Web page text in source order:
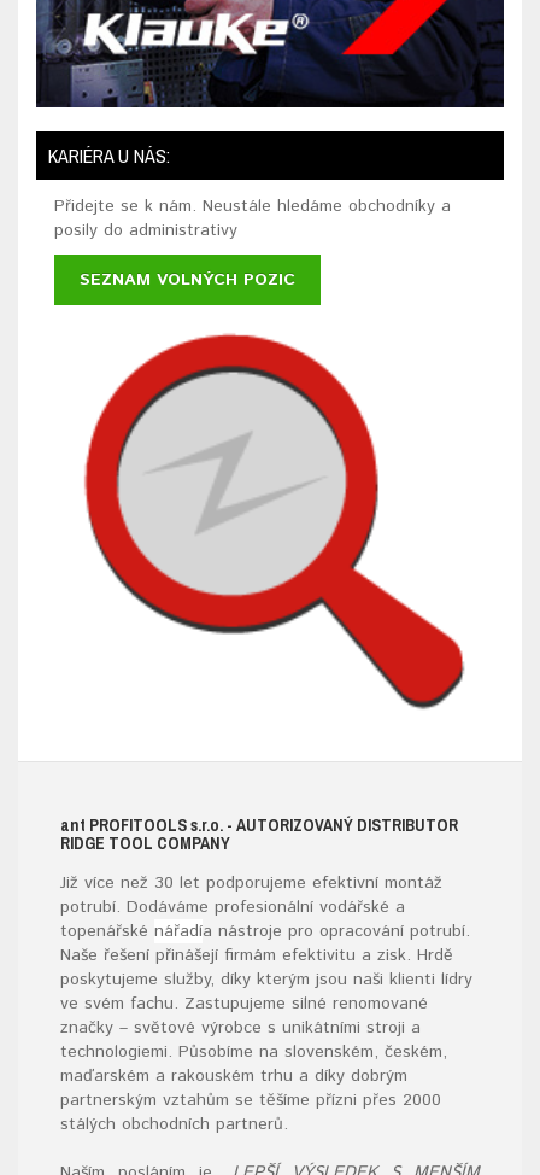
KARIÉRA U NÁS:
Přidejte se k nám. Neustále hledáme obchodníky a
posily do administrativy
SEZNAM VOLNÝCH POZIC
ant PROFITOOLSs.r.o. - AUTORIZOVANÝ DISTRIBUTOR
RIDGE TOOL COMPANY
Již více než 30 let podporujeme efektivní montáž
potrubí. Dodáváme profesionální vodářské a
topenářské nářadía nástroje pro opracování potrubí.
Naše řešení přinášejí firmám efektivitu a zisk. Hrdě
poskytujeme služby, díky kterým jsou naši klienti lídry
ve svém fachu. Zastupujeme silné renomované
značky – světové výrobce s unikátními stroji a
technologiemi. Působíme na slovenském, českém,
maďarském a rakouském trhu a díky dobrým
partnerským vztahům se těšíme přízni přes 2000
stálých obchodních partnerů.